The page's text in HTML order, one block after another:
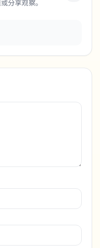
分享观察。